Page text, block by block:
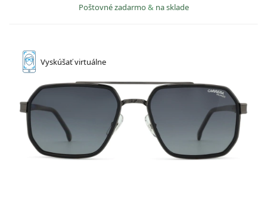
Poštovné zadarmo& na sklade
Vyskúšaťvirtuálne